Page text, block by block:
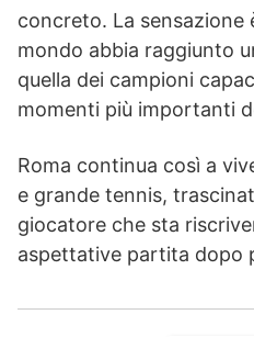
concreto. La sensazione
mondo abbia raggiunto
quella dei campioni
momenti più importanti
Roma continua così a
e grande tennis,
giocatore che sta
aspettative partita dopo